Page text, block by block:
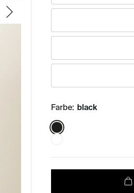
Farbe: black
Color: